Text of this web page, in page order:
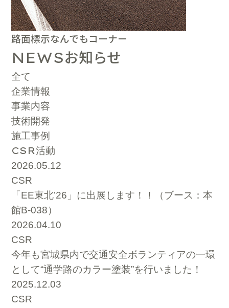
路面標示なんでもコーナー
NEWSお知らせ
全て
企業情報
事業内容
技術開発
施工事例
CSR活動
2026.05.12
CSR
「EE東北’26」に出展します！！（ブース：本
館B-038）
2026.04.10
CSR
今年も宮城県内で交通安全ボランティアの一環
として“通学路のカラー塗装”を行いました！
2025.12.03
CSR